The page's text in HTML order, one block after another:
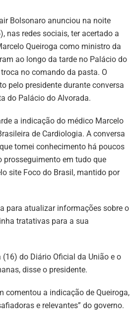
Bolsonaro anunciou na noite
nas redes sociais, ter acertado a
Queiroga como ministro da
ao longo da tarde no Palácio do
no comando da pasta. O
pelo presidente durante conversa
do Palácio do Alvorada.
a indicação do médico Marcelo
de Cardiologia. A conversa
tomei conhecimento há poucos
prosseguimento em tudo que
site Foco do Brasil, mantido por
para atualizar informações sobre o
tratativas para a sua
do Diário Oficial da União e o
disse o presidente.
comentou a indicação de Queiroga,
e relevantes” do governo.